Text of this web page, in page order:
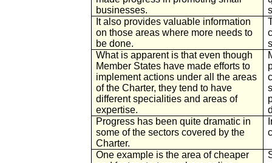
businesses.
It also provides valuable information
on those areas where more needs to
be done.
What is apparent is that even though
Member States have made efforts to
implement actions under all the areas
of the Charter, they tend to have
different specialities and areas of
expertise.
Progress has been quite dramatic in
some of the sectors covered by the
Charter.
One example is the area of cheaper